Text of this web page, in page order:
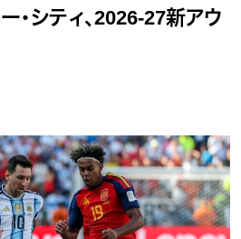
・シティ、2026-27新アウ